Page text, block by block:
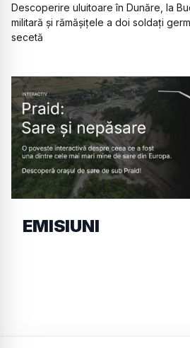
Descoperire uluitoare în Dunăre, la
militară și rămășițele a doi soldați
secetă
EMISIUNI